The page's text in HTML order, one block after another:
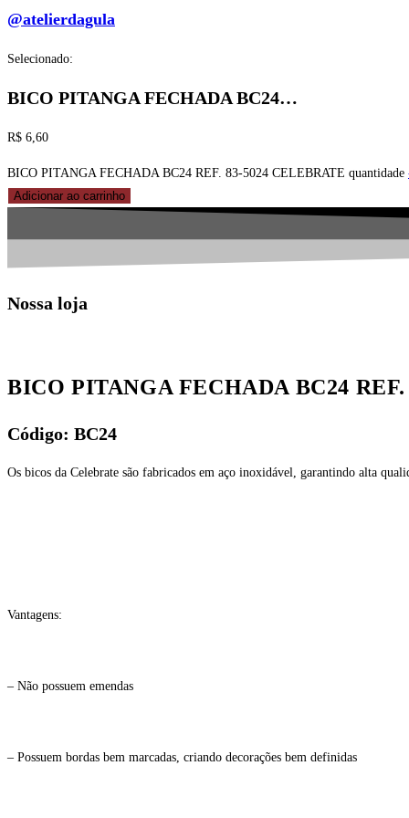
@atelierdagula
Selecionado:
BICO PITANGA FECHADA BC24…
R$ 6,60
BICO PITANGA FECHADA BC24 REF. 83-5024 CELEBRATE quantidade
Adicionar ao carrinho
Nossa loja
BICO PITANGA FECHADA BC24
Código: BC24
Os bicos da Celebrate são fabricados em aço inoxidável, garantindo alta
Vantagens:
– Não possuem emendas
– Possuem bordas bem marcadas, criando decorações bem definidas